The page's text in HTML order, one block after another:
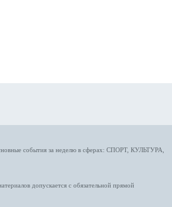
события за неделю в сферах: СПОРТ, КУЛЬТУРА,
допускается с обязательной прямой